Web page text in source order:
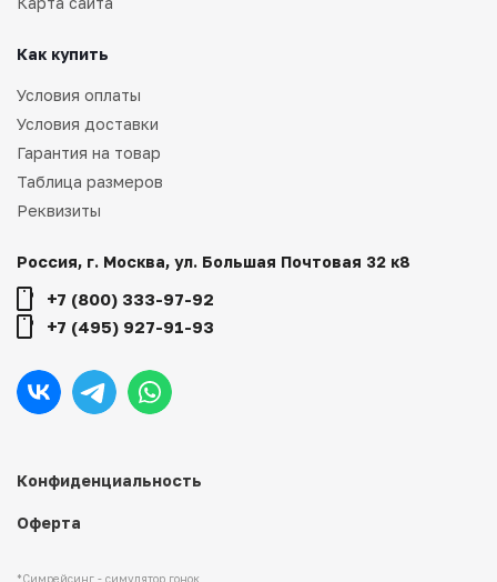
*Симрейсинг - симулятор гонок
Конфиденциальность
Оферта
Как купить
Условия оплаты
Условия доставки
Гарантия на товар
Таблица размеров
Реквизиты
Россия, г. Москва, ул. Большая Почтовая 32 к8
+7 (800) 333-97-92
+7 (495) 927-91-93